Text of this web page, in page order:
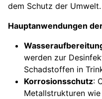
dem Schutz der Umwelt.
Hauptanwendungen
werden zur
Schadstoffen in
Korrosionsschutz:
Metallstrukturen